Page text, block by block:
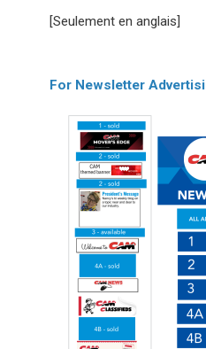
[Seulement en anglais]
For Newsletter
Image